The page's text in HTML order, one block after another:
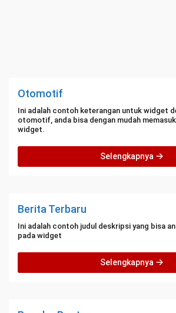
Otomotif
Ini adalah contoh keterangan untuk widget
otomotif, anda bisa dengan mudah
widget.
Selengkapnya
Berita Terbaru
Ini adalah contoh judul deskripsi yang bisa
pada widget
Selengkapnya